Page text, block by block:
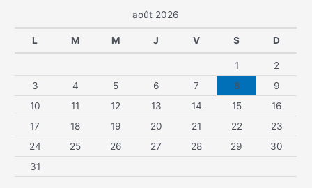
août 2026
L M M J V S D
1
2
3
4 5 6 7 8
9
10
11 12 13 14 15
16
17
18 19 20 21 22
23
24
25 26 27 28 29
30
31